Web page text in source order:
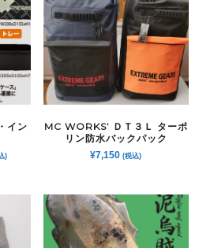
イン
)
MC WORKS’ ＤＴ３Ｌ ターポ
リン防水バックパック
¥7,150 (税込)